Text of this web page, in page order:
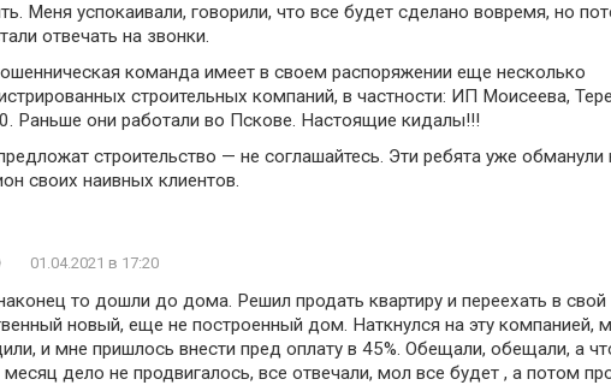
Меня успокаивали, говорили, что все будет сделано вовремя, но
отвечать на звонки.
команда имеет в своем распоряжении еще несколько
строительных компаний, в частности: ИП Моисеева,
Раньше они работали во Пскове. Настоящие кидалы!!!
строительство — не соглашайтесь. Эти ребята уже обманули
своих наивных клиентов.
01.04.2021 в 17:20
то дошли до дома. Решил продать квартиру и переехать в свой
новый, еще не построенный дом. Наткнулся на эту компанией,
и мне пришлось внести пред оплату в 45%. Обещали, обещали, а
месяц дело не продвигалось, все отвечали, мол все будет , а потом